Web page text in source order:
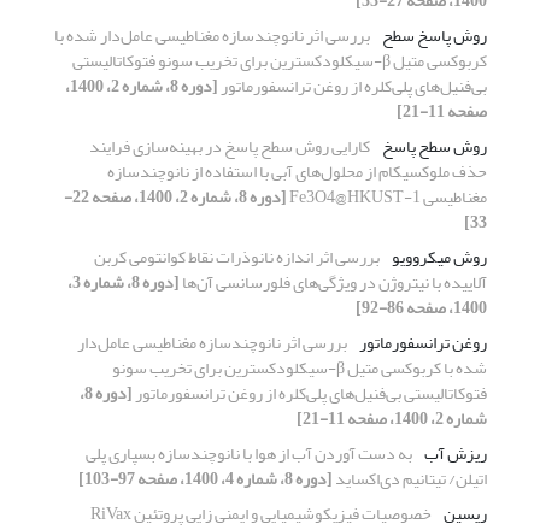
روش پاسخ سطح بررسی اثر نانو‌چندسازه مغناطیسی عامل‌دار شده با
کربوکسی متیل β-‌سیکلودکسترین برای تخریب سونو فتوکاتالیستی
بی‌فنیل‌های پلی‌کلره از روغن ترانسفورماتور [دوره 8، شماره 2، 1400،
صفحه 11-21]
روش سطح پاسخ کارایی روش سطح پاسخ در بهینه‌سازی فرایند
حذف ملوکسیکام از محلول‌های آبی با استفاده از نانو‌چندسازه
مغناطیسی Fe3O4@HKUST-1 [دوره 8، شماره 2، 1400، صفحه 22-
33]
روش میکروویو بررسی اثر اندازه‌ نانوذرات نقاط کوانتومی کربن
آلاییده با نیتروژن در ویژگی‌های فلورسانسی آن‌ها [دوره 8، شماره 3،
1400، صفحه 86-92]
روغن ترانسفورماتور بررسی اثر نانو‌چندسازه مغناطیسی عامل‌دار
شده با کربوکسی متیل β-‌سیکلودکسترین برای تخریب سونو
فتوکاتالیستی بی‌فنیل‌های پلی‌کلره از روغن ترانسفورماتور [دوره 8،
شماره 2، 1400، صفحه 11-21]
ریزش آب به دست آوردن آب از هوا با نانوچندسازه بسپاری پلی
اتیلن/ تیتانیم دی‌اکساید[دوره 8، شماره 4، 1400، صفحه 97-103]
ریسین
خصوصیات فیزیکوشیمیایی و ایمنی زایی پروتئین RiVax